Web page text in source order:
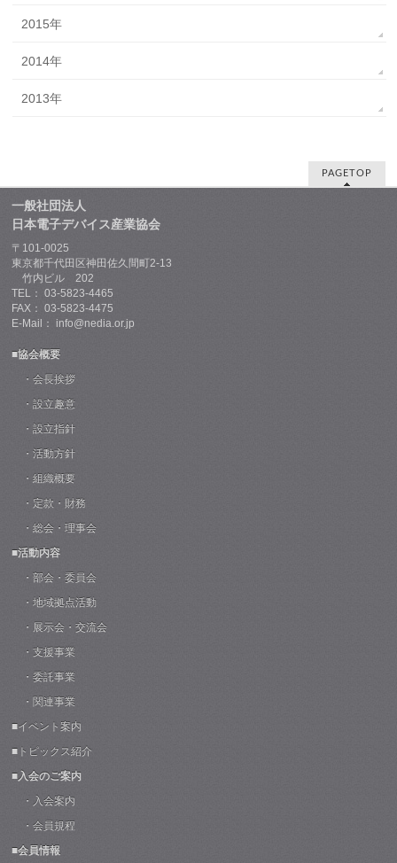
2015年
2014年
2013年
PAGETOP
一般社団法人
日本電子デバイス産業協会
〒101-0025
東京都千代田区神田佐久間町2-13
竹内ビル 202
TEL： 03-5823-4465
FAX： 03-5823-4475
E-Mail： info@nedia.or.jp
■協会概要
・会長挨拶
・設立趣意
・設立指針
・活動方針
・組織概要
・定款・財務
・総会・理事会
■活動内容
・部会・委員会
・地域拠点活動
・展示会・交流会
・支援事業
・委託事業
・関連事業
■イベント案内
■トピックス紹介
■入会のご案内
・入会案内
・会員規程
■会員情報